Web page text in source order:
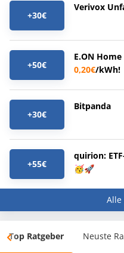
+30€
Verivox
+50€
E.ON
0,20€/kWh!
+30€
Bitpanda
+55€
quirion:
🥳🚀
Alle
Top Ratgeber Neuste